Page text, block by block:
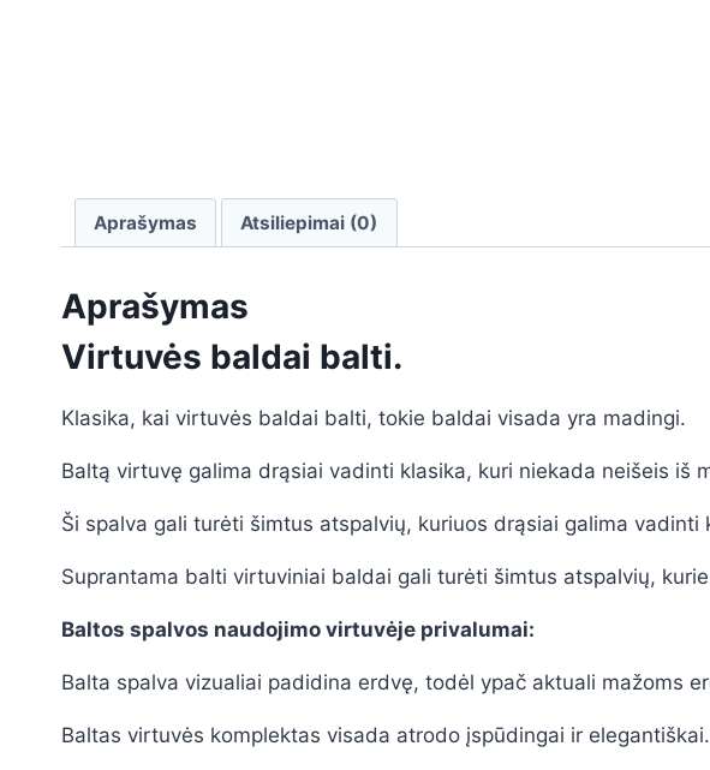
Aprašymas Atsiliepimai (0)
Aprašymas
Virtuvės baldai balti.
Klasika, kai virtuvės baldai balti, tokie baldai visada yra madingi.
Baltą virtuvę galima drąsiai vadinti klasika, kuri niekada neišeis iš
Ši spalva gali turėti šimtus atspalvių, kuriuos drąsiai galima vadinti
Suprantama balti virtuviniai baldai gali turėti šimtus atspalvių,
Baltos spalvos naudojimo virtuvėje privalumai:
Balta spalva vizualiai padidina erdvę, todėl ypač aktuali mažoms
Baltas virtuvės komplektas visada atrodo įspūdingai ir elegantiškai.